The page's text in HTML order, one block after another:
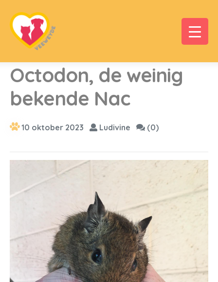
Octodon, de weinig
bekende Nac
10 oktober 2023 Ludivine (0)